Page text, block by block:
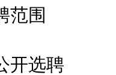
围
选聘